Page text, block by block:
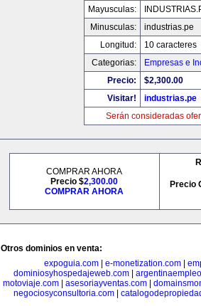
Mayusculas:
Minusculas:
industrias.pe
Longitud:
10 caracteres
Categorias:
Empresas e
Precio:
$2,300.00
Visitar!
industrias.pe
Serán consideradas
COMPRAR AHORA
Precio $2,300.00
COMPRAR AHORA
Precio
Otros dominios en venta:
expoguia.com| e-monetization.com|
dominiosyhospedajeweb.com
motoviaje.com
asesoriayventas.com
negociosyconsultoria.com|